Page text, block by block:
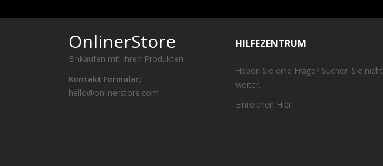
OnlinerStore
Einkaufen mit Ihren Produkten
Kontakt Formular:
hello@onlinerstore.com
HILFEZENTRUM
Haben Sie eine Frage? Suchen Sie nicht
weiter.
Einreichen Hier